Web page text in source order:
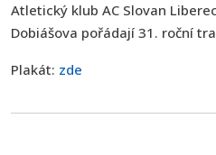
Atletický klub AC Slovan
Dobiášova pořádají 31. roční
Plakát: zde